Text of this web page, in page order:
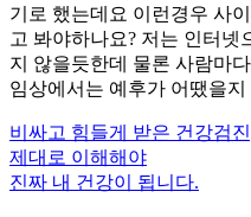
기로 했는데요 이런경우 사
고 봐야하나요? 저는 인터
지 않을듯한데 물론 사람마
임상에서는 예후가 어땠을지
비싸고 힘들게 받은 건강검
제대로 이해해야
진짜 내 건강이 됩니다.